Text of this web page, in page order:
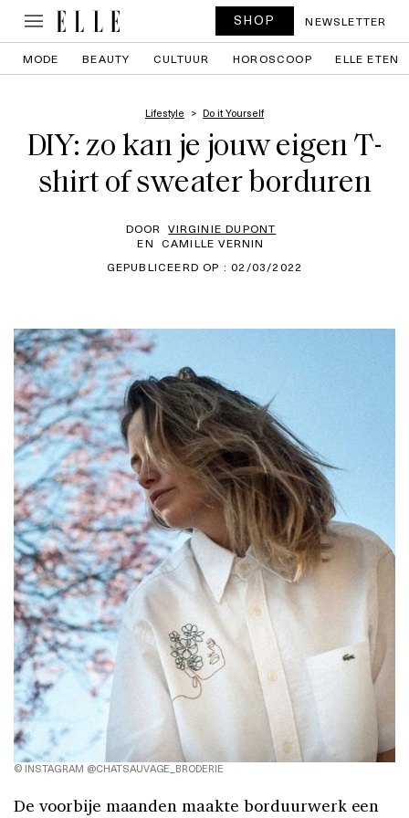
SHOP NEWSLETTER
MODE BEAUTY CULTUUR HOROSCOOP ELLE ETEN
Lifestyle Do it Yourself
DIY: zo kan je jouw eigen T-
shirt of sweater borduren
DOOR VIRGINIE DUPONT
EN
CAMILLE VERNIN
GEPUBLICEERD OP : 02/03/2022
© INSTAGRAM @CHATSAUVAGE_BRODERIE
De voorbije maanden maakte borduurwerk een